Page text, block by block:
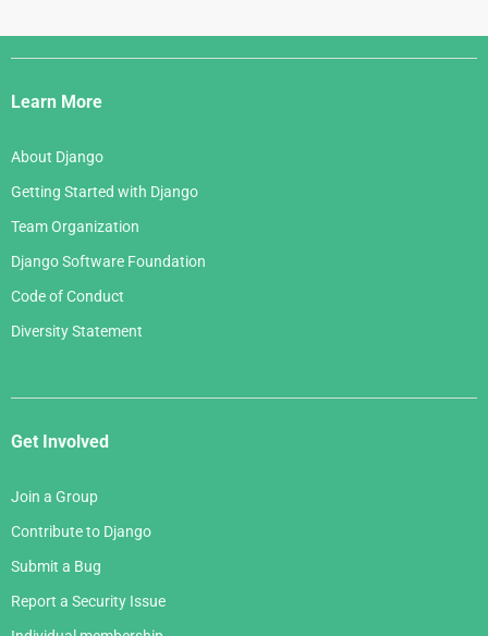
Django
Links
Learn More
About Django
Getting Started with Django
Team Organization
Django Software Foundation
Code of Conduct
Diversity Statement
Get Involved
Join a Group
Contribute to Django
Submit a Bug
Report a Security Issue